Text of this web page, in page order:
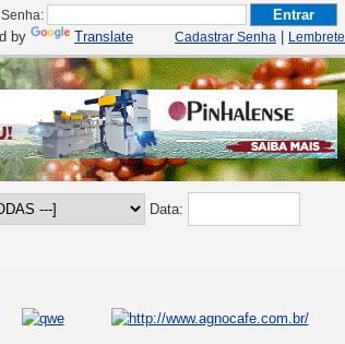
Senha:
Cadastrar Senha
Lembrete
by Translate
Data: